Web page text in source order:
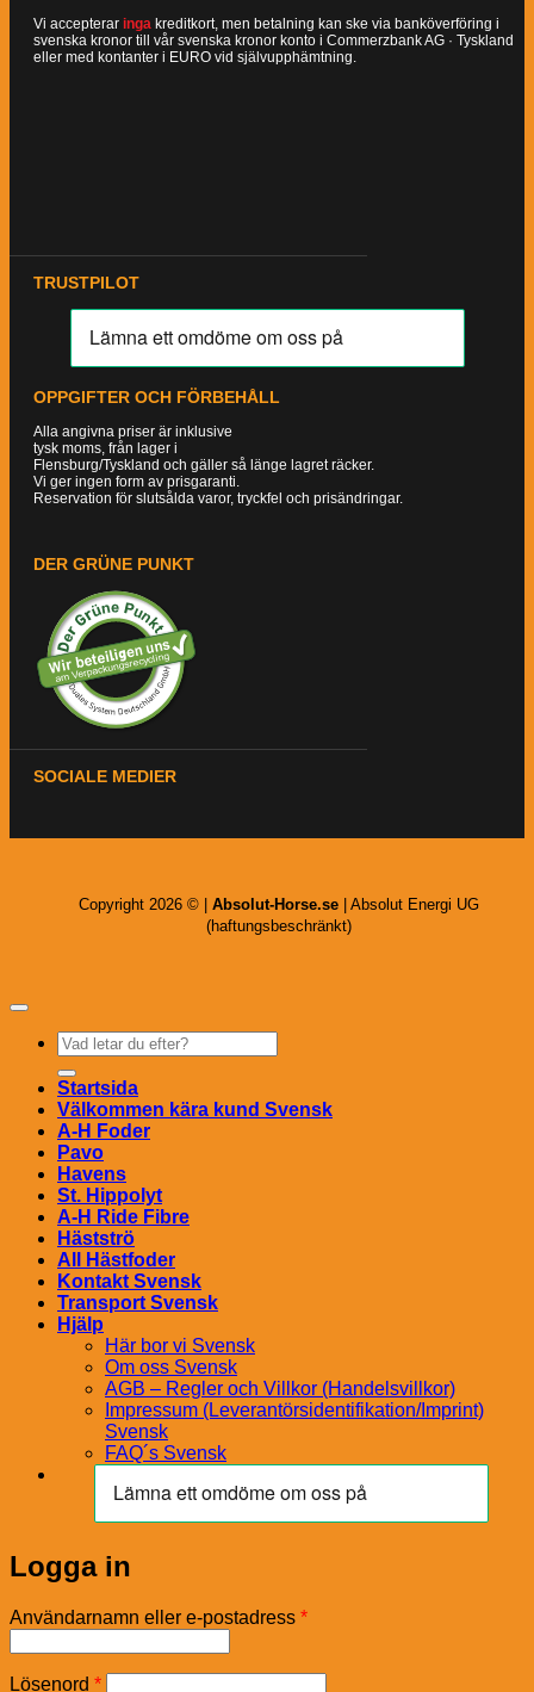
Vi accepterar inga kreditkort, men betalning kan ske via banköverföring i
svenska kronor till vår svenska kronor konto i Commerzbank AG · Tyskland
eller med kontanter i EURO vid självupphämtning.
TRUSTPILOT
OPPGIFTER OCH FÖRBEHÅLL
Alla angivna priser är inklusive
tysk moms, från lager i
Flensburg/Tyskland och gäller så länge lagret räcker.
Vi ger ingen form av prisgaranti.
Reservation för slutsålda varor, tryckfel och prisändringar.
DER GRÜNE PUNKT
SOCIALE MEDIER
Copyright 2026 © | Absolut-Horse.se | Absolut Energi UG
(haftungsbeschränkt)
Sök
efter:
Startsida
Välkommen kära kund Svensk
A-H Foder
Pavo
Havens
St. Hippolyt
A-H Ride Fibre
Hästströ
All Hästfoder
Kontakt Svensk
Transport Svensk
Hjälp
Här bor vi Svensk
Om oss Svensk
AGB – Regler och Villkor (Handelsvillkor)
Impressum (Leverantörsidentifikation/Imprint)
Svensk
FAQ´s Svensk
Logga in
Användarnamn eller e-postadress *Obligatoriskt
Lösenord *Obligatoriskt